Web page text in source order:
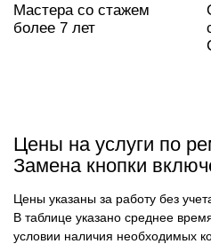
Мастера со стажем
более 7 лет
Цены на услуги по
Замена кнопки
Цены указаны за работу без
В таблице указано среднее
условии наличия необходимых